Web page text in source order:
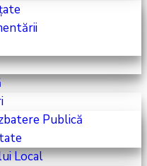
Publică
Local